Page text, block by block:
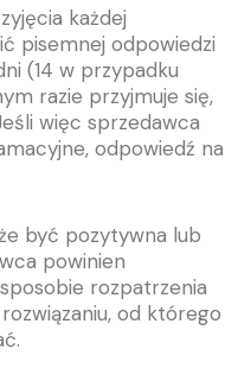
każdej
pisemnej odpowiedzi
(14 w przypadku
razie przyjmuje się,
więc sprzedawca
odpowiedź na
być pozytywna lub
powinien
rozpatrzenia
od którego